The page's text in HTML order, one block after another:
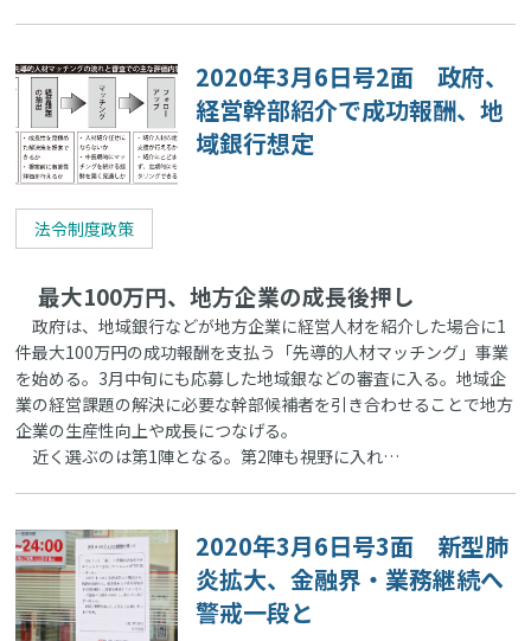
2020年3月6日号2面 政府、
経営幹部紹介で成功報酬、地
域銀行想定
法令制度政策
最大100万円、地方企業の成長後押し
政府は、地域銀行などが地方企業に経営人材を紹介した場合に1
件最大100万円の成功報酬を支払う「先導的人材マッチング」事業
を始める。3月中旬にも応募した地域銀などの審査に入る。地域企
業の経営課題の解決に必要な幹部候補者を引き合わせることで地方
企業の生産性向上や成長につなげる。
近く選ぶのは第1陣となる。第2陣も視野に入れ…
2020年3月6日号3面 新型肺
炎拡大、金融界・業務継続へ
警戒一段と